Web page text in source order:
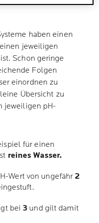
haben einen
jeweiligen
Schon geringe
Folgen
einordnen zu
Übersicht zu
jeweiligen pH-
für einen
reines Wasser.
Wert von ungefähr 2
bei3 und gilt damit